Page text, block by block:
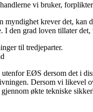
vi bruker,
myndighet krever det, kan
I den grad loven tillater
til tredjeparter.
EØS dersom det i
Dersom vi likevel
økte tekniske